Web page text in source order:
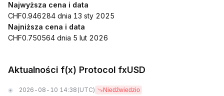
Najwyższa cena i data
CHF0.946284 dnia 13 sty 2025
Najniższa cena i data
CHF0.750564 dnia 5 lut 2026
Aktualności f(x) Protocol fxUSD
2026-08-10 14:38 (UTC) Niedźwiedzio